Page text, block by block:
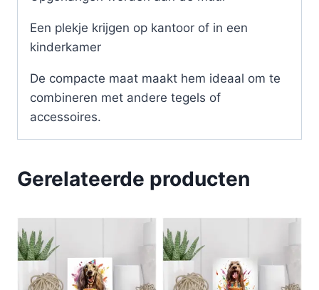
Een plekje krijgen op kantoor of in een
kinderkamer
De compacte maat maakt hem ideaal om te
combineren met andere tegels of
accessoires.
Gerelateerde producten